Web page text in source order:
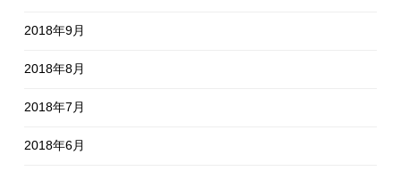
2018年9月
2018年8月
2018年7月
2018年6月